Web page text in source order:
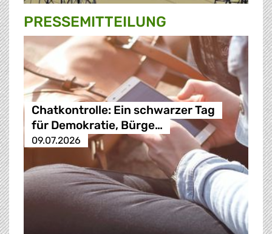
PRESSE­MITTEILUNG
Chatkontrolle: Ein schwarzer Tag
für Demokratie, Bürge…
09.07.2026